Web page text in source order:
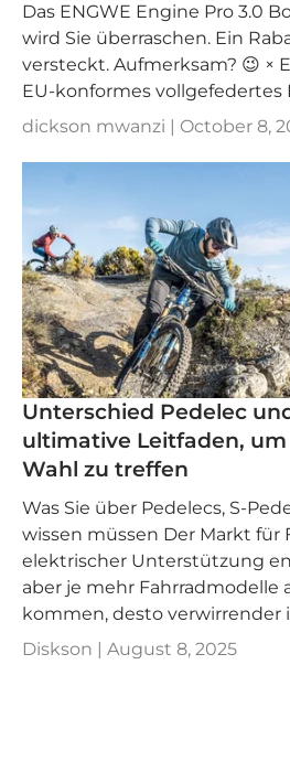
Das ENGWE Engine Pro 3.0
wird Sie überraschen. Ein
versteckt. Aufmerksam? 😉 ×
EU-konformes vollgefedertes
dickson mwanzi | October 8,
Unterschied Pedelec
ultimative Leitfaden,
Wahl zu treffen
Was Sie über Pedelecs, S-
wissen müssen Der Markt für
elektrischer Unterstützung
aber je mehr Fahrradmodelle
kommen, desto verwirrender
Diskson | August 8, 2025